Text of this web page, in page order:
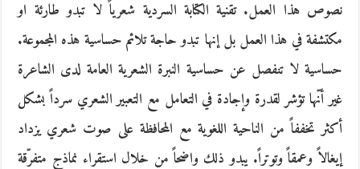
نصوص هذا العمل. تقنية الكتابة السردية شعرياً لا تبدو طارئة او
مكتشفة في هذا العمل بل إنها تبدو حاجة تلائم حساسية هذه المجموعة.
حساسية لا تنفصل عن حساسية النبرة الشعرية العامة لدى الشاعرة
غير أنّها تؤشر لقدرة وإجادة في التعامل مع التعبير الشعري سرداً بشكل
أكثر تخففاً من الناحية اللغوية مع المحافظة على صوت شعري يزداد
إيغالاً وعمقاً وتوتراً. يبدو ذلك واضحاً من خلال استقراء نماذج متفرّقة